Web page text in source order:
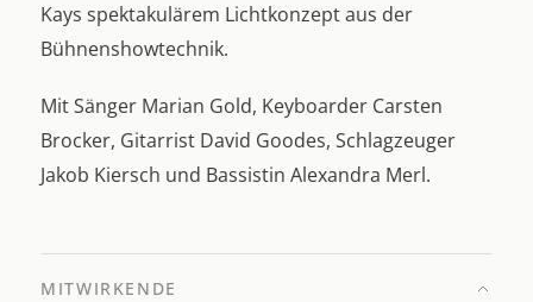
Kays spektakulärem Lichtkonzept aus der
Bühnenshowtechnik.
Mit Sänger Marian Gold, Keyboarder Carsten
Brocker, Gitarrist David Goodes, Schlagzeuger
Jakob Kiersch und Bassistin Alexandra Merl.
MITWIRKENDE